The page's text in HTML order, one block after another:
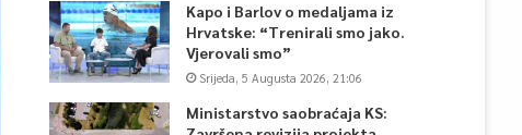
Kapo i Barlov o medaljama iz
Hrvatske: “Trenirali smo jako.
Vjerovali smo”
Srijeda, 5 Augusta 2026, 21:06
Ministarstvo saobraćaja KS: